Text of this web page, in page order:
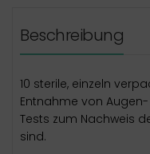
Beschreibung
10 sterile, einzeln
Entnahme von
Tests zum Nachweis
sind.